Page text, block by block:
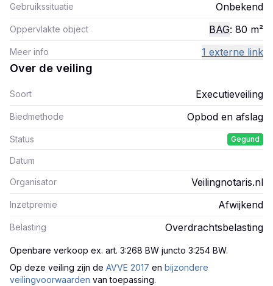
Gebruikssituatie Onbekend
Oppervlakte object BAG: 80 m²
Meer info 1 externe link
Over de veiling
Soort Executieveiling
Biedmethode Opbod en afslag
Status Gegund
Datum
Organisator Veilingnotaris.nl
Inzetpremie Afwijkend
Belasting Overdrachtsbelasting
Openbare verkoop ex. art. 3:268 BW juncto 3:254 BW.
Op deze veiling zijn de AVVE 2017 en bijzondere
veilingvoorwaarden van toepassing.